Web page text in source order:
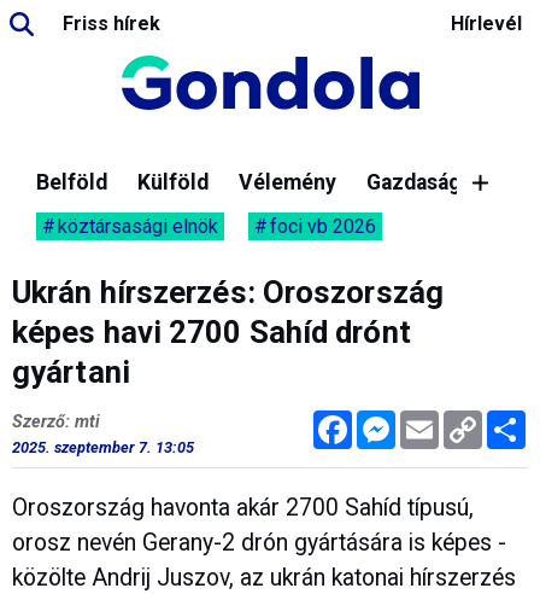
Friss hírek Hírlevél
Belföld Külföld Vélemény Gazdaság
köztársasági elnök foci vb 2026
Ukrán hírszerzés: Oroszország
képes havi 2700 Sahíd drónt
gyártani
FacebookMessenger
Email Copy
Link
Szerző: mti
2025. szeptember 7. 13:05
Oroszország havonta akár 2700 Sahíd típusú,
orosz nevén Gerany-2 drón gyártására is képes -
közölte Andrij Juszov, az ukrán katonai hírszerzés